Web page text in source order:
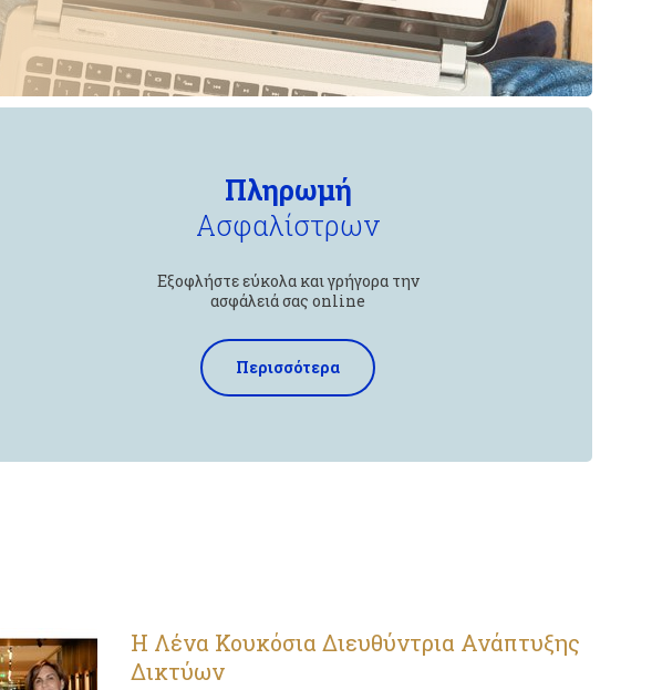
Πληρωμή
Ασφαλίστρων
Εξοφλήστε εύκολα και γρήγορα την
ασφάλειά σας online
Περισσότερα
Η Λένα Κουκόσια Διευθύντρια Ανάπτυξης
Δικτύων